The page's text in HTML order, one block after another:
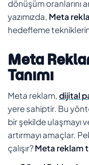
dönüşüm oranlarını
yazımızda, Meta
hedefleme
Meta
Tanımı
Meta reklam, dijital
yere sahiptir. Bu
bir şekilde ulaşmayı
artırmayı amaçlar.
çalışır?Meta reklam